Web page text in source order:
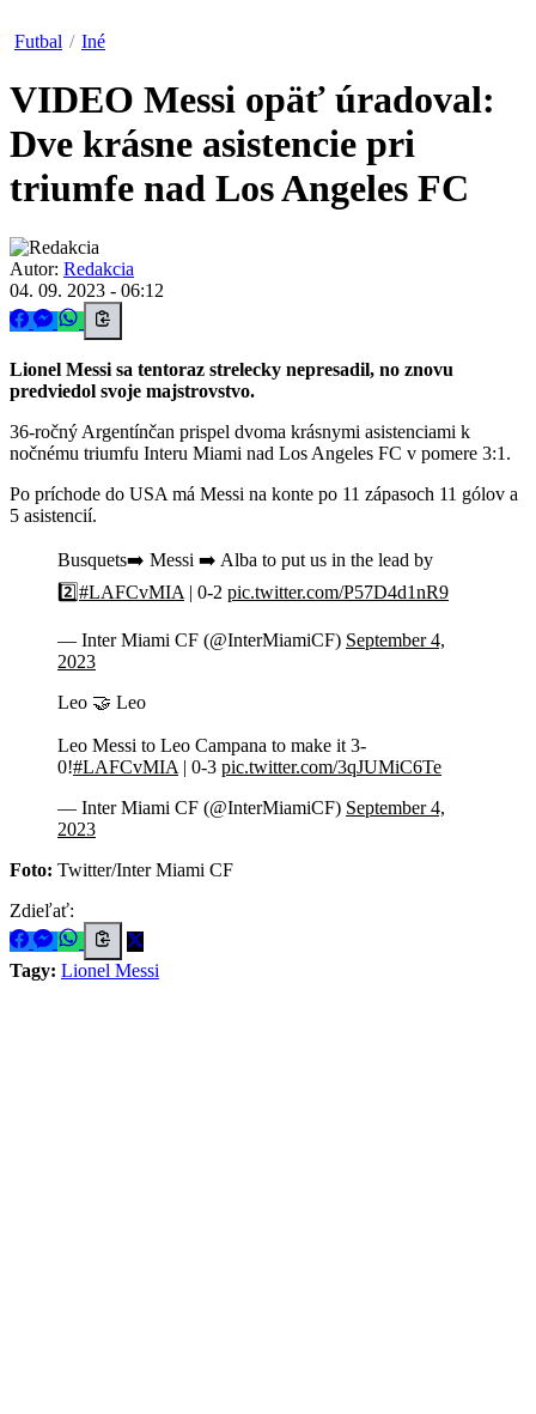
Futbal / Iné
VIDEO Messi opäť úradoval:
Dve krásne asistencie pri
triumfe nad Los Angeles FC
Autor: Redakcia
04. 09. 2023 - 06:12
Lionel Messi sa tentoraz strelecky nepresadil, no znovu
predviedol svoje majstrovstvo.
36-ročný Argentínčan prispel dvoma krásnymi asistenciami k
nočnému triumfu Interu Miami nad Los Angeles FC v pomere 3:1.
Po príchode do USA má Messi na konte po 11 zápasoch 11 gólov a
5 asistencií.
Busquets➡️ Messi ➡️ Alba to put us in the lead by
2️⃣#LAFCvMIA | 0-2 pic.twitter.com/P57D4d1nR9
— Inter Miami CF (@InterMiamiCF) September 4,
2023
Leo 🤝 Leo
Leo Messi to Leo Campana to make it 3-
0!#LAFCvMIA | 0-3 pic.twitter.com/3qJUMiC6Te
— Inter Miami CF (@InterMiamiCF) September 4,
2023
Foto: Twitter/Inter Miami CF
Zdieľať:
Tagy: Lionel Messi